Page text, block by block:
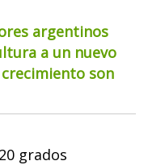
argentinos
a un nuevo
son
grados